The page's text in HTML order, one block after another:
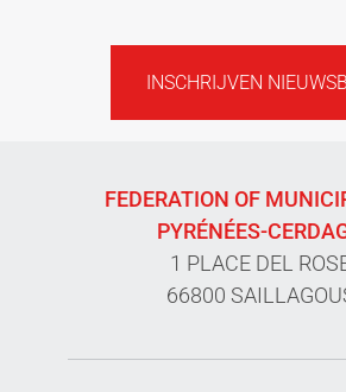
INSCHRIJVEN
FEDERATION OF
PYRÉNÉES-
1 PLACE DEL
66800